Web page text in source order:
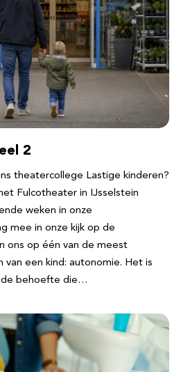
2
theatercollege Lastige kinderen?
Fulcotheater in IJsselstein
weken in onze
mee in onze kijk op de
ons op één van de meest
van een kind: autonomie. Het is
de behoefte die…